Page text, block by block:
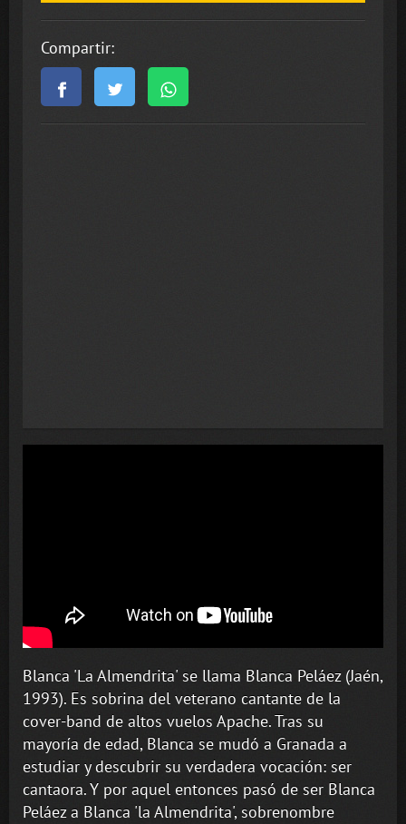
Compartir:
Blanca 'La Almendrita' se llama Blanca Peláez (Jaén,
1993). Es sobrina del veterano cantante de la
cover-band de altos vuelos Apache. Tras su
mayoría de edad, Blanca se mudó a Granada a
estudiar y descubrir su verdadera vocación: ser
cantaora. Y por aquel entonces pasó de ser Blanca
Peláez a Blanca 'la Almendrita', sobrenombre